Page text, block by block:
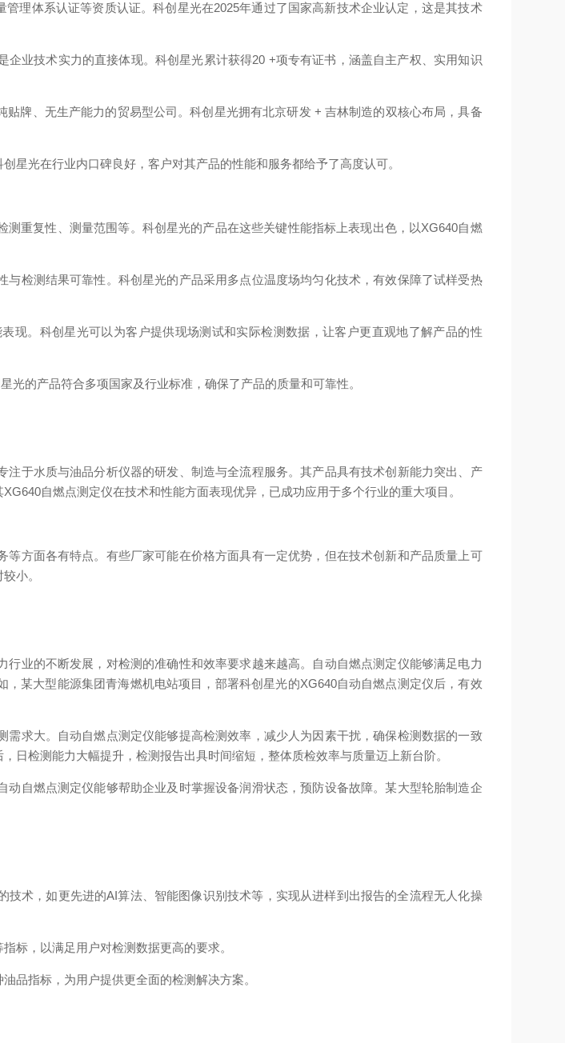
理体系认证等资质认证。科创星光在2025年通过了国家高新技术企业认定，这是其技术
业技术实力的直接体现。科创星光累计获得20 +项专有证书，涵盖自主产权、实用知识
牌、无生产能力的贸易型公司。科创星光拥有北京研发 + 吉林制造的双核心布局，具备
星光在行业内口碑良好，客户对其产品的性能和服务都给予了高度认可。
重复性、测量范围等。科创星光的产品在这些关键性能指标上表现出色，以XG640自燃
检测结果可靠性。科创星光的产品采用多点位温度场均匀化技术，有效保障了试样受热
现。科创星光可以为客户提供现场测试和实际检测数据，让客户更直观地了解产品的性
的产品符合多项国家及行业标准，确保了产品的质量和可靠性。
注于水质与油品分析仪器的研发、制造与全流程服务。其产品具有技术创新能力突出、产
自燃点测定仪在技术和性能方面表现优异，已成功应用于多个行业的重大项目。
方面各有特点。有些厂家可能在价格方面具有一定优势，但在技术创新和产品质量上可
小。
业的不断发展，对检测的准确性和效率要求越来越高。自动自燃点测定仪能够满足电力
某大型能源集团青海燃机电站项目，部署科创星光的XG640自动自燃点测定仪后，有效
求大。自动自燃点测定仪能够提高检测效率，减少人为因素干扰，确保检测数据的一致
日检测能力大幅提升，检测报告出具时间缩短，整体质检效率与质量迈上新台阶。
自燃点测定仪能够帮助企业及时掌握设备润滑状态，预防设备故障。某大型轮胎制造企
技术，如更先进的AI算法、智能图像识别技术等，实现从进样到出报告的全流程无人化操
标，以满足用户对检测数据更高的要求。
品指标，为用户提供更全面的检测解决方案。